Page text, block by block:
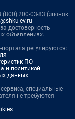
(800) 200-03-83 (звонок
достоверность
объявлениях.
регулируются:
ПО
и политикой
данных
специальные
не требуются